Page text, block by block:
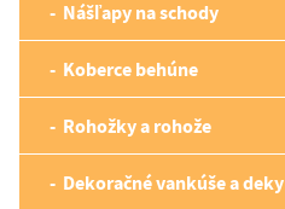
Nášľapy na schody
Koberce behúne
Rohožky a rohože
Dekoračné vankúše a deky